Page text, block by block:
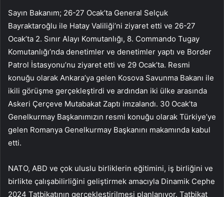
Sayın Bakanım; 26-27 Ocak’ta General Selçuk
Bayraktaroğlu ile Hatay Valiliği’ni ziyaret etti ve 26-27
Ocak’ta 2. Sınır Alayı Komutanlığı, 8. Commando Tugay
Komutanlığı’nda denetimler ve denetimler yaptı ve Border
Patrol İstasyonu’nu ziyaret etti ve 29 Ocak’ta. Resmi
konuğu olarak Ankara’ya gelen Kosova Savunma Bakanı ile
ikili görüşme gerçekleştirdi ve ardından iki ülke arasında
Askeri Çerçeve Mutabakat Zaptı imzalandı. 30 Ocak’ta
Genelkurmay Başkanımızın resmi konuğu olarak Türkiye’ye
gelen Romanya Genelkurmay Başkanını makamında kabul
etti.
NATO, ABD ve çok uluslu birliklerin eğitimini, iş birliğini ve
birlikte çalışabilirliğini geliştirmek amacıyla Dinamik Cephe
2024 Tatbikatının gerçekleştirilmesi planlanıyor. Tatbikat